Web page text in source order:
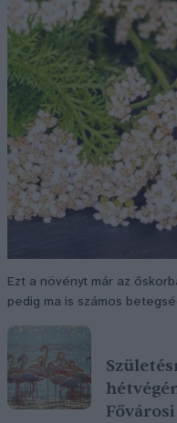
Ezt a növényt már az
pedig ma is számos